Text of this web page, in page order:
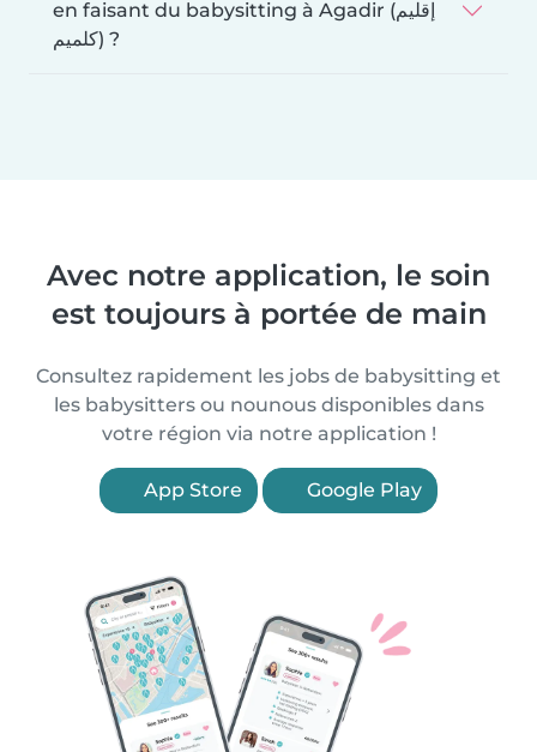
en faisant du babysitting à Agadir (إقليم
كلميم) ?
Avec notre application, le soin
est toujours à portée de main
Consultez rapidement les jobs de babysitting et
les babysitters ou nounous disponibles dans
votre région via notre application !
App Store Google Play